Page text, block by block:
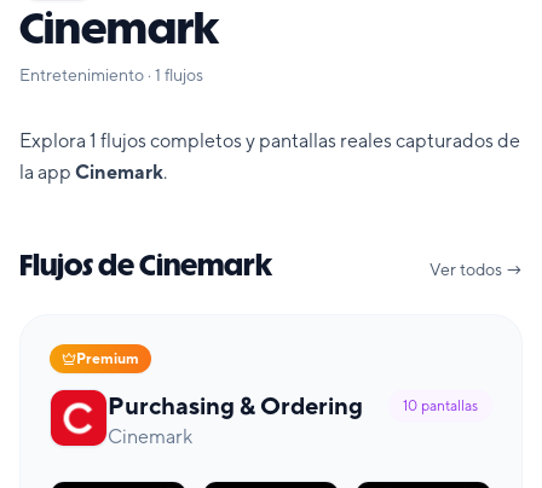
Cinemark
Entretenimiento · 1 flujos
Explora 1 flujos completos y pantallas reales capturados de
la app Cinemark.
Flujos deCinemark Ver todos →
Premium
Purchasing & Ordering
Cinemark
10 pantallas